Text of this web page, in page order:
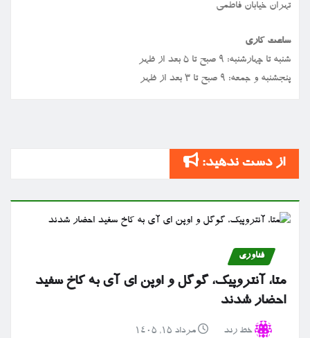
تهران خیابان فاطمی
ساعت کاری
شنبه تا چهارشنبه: ۹ صبح تا ۵ بعد از ظهر
پنجشنبه و جمعه: ۹ صبح تا ۳ بعد از ظهر
از دست ندهید:
فناوری
متا، آنتروپیک، گوگل و اوپن ای آی به کاخ سفید
احضار شدند
خط رند مرداد ۱۵, ۱۴۰۵